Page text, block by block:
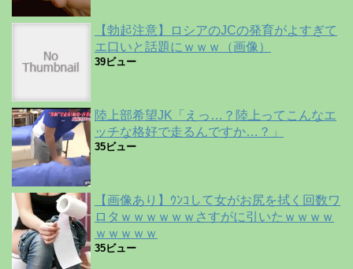
【勃起注意】ロシアのJCの発育がよすぎて
エ口いと話題にｗｗｗ（画像）
39ビュー
陸上部希望JK「えっ…？陸上ってこんなエ
ッチな格好で走るんですか…？」
35ビュー
【画像あり】ｳﾝｺして女がお尻を拭く回数ワ
ロタｗｗｗｗｗｗさすがに引いたｗｗｗｗ
ｗｗｗｗｗ
35ビュー